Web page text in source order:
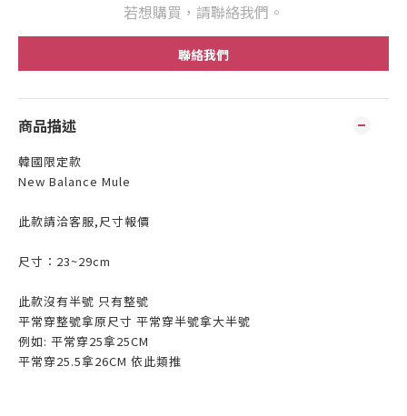
若想購買，請聯絡我們。
聯絡我們
商品描述
韓國限定款
New Balance Mule
此款請洽客服,尺寸報價
尺寸：23~29cm
此款沒有半號 只有整號
平常穿整號拿原尺寸 平常穿半號拿大半號
例如: 平常穿25拿25CM
平常穿25.5拿26CM 依此類推